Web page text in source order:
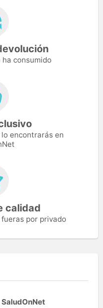
ha consumido
encontrarás en
calidad
por privado